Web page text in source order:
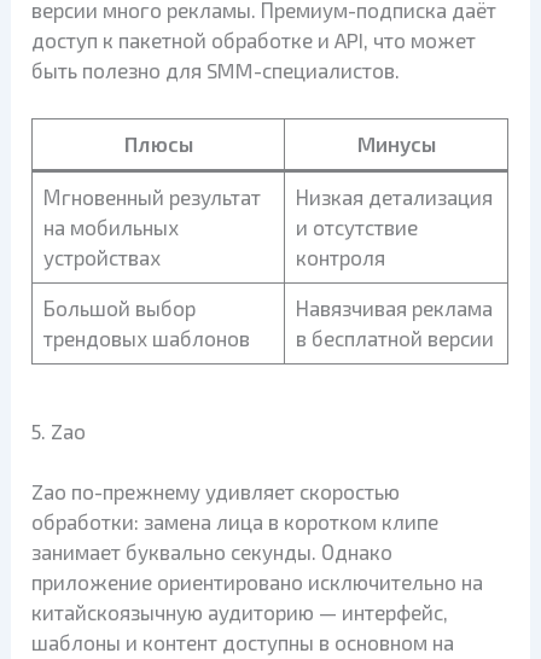
версии много рекламы. Премиум-подписка даёт
доступ к пакетной обработке и API, что может
быть полезно для SMM-специалистов.
Плюсы Минусы
Мгновенный результат
на мобильных
устройствах
Низкая детализация
и отсутствие
контроля
Большой выбор
трендовых шаблонов
Навязчивая реклама
в бесплатной версии
5. Zao
Zao по-прежнему удивляет скоростью
обработки: замена лица в коротком клипе
занимает буквально секунды. Однако
приложение ориентировано исключительно на
китайскоязычную аудиторию — интерфейс,
шаблоны и контент доступны в основном на